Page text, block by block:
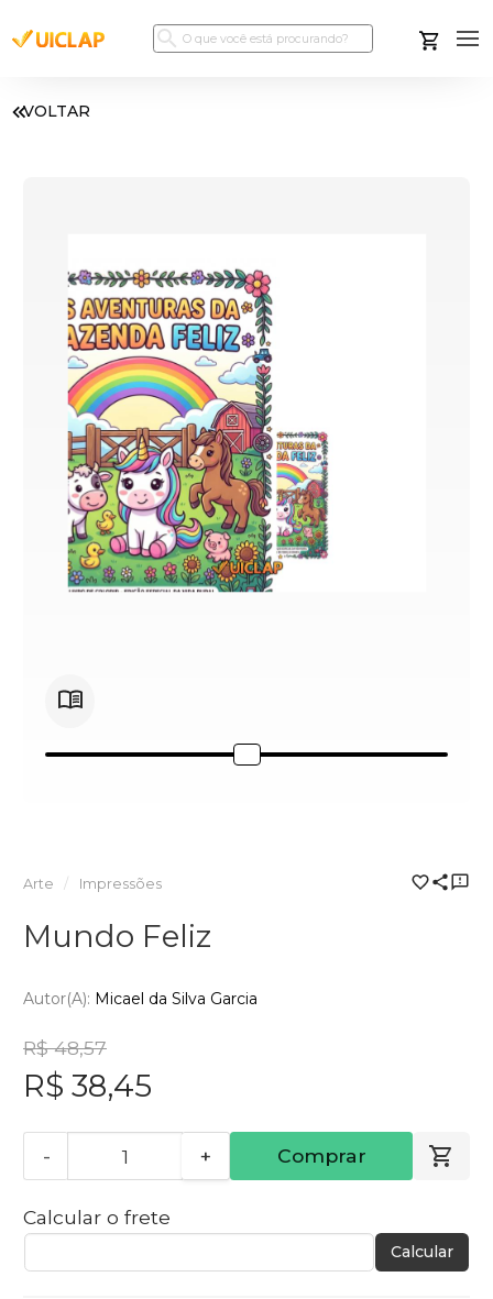
VOLTAR
Arte Impressões
Mundo Feliz
Autor(a): Micael da Silva Garcia
R$ 48,57
R$ 38,45
- + Comprar
Calcular o frete
Calcular